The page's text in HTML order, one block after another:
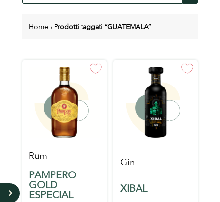
prodotti
Home › Prodotti taggati “GUATEMALA”
5
Rum
PAMPERO
GOLD
ESPECIAL
Gin
XIBAL